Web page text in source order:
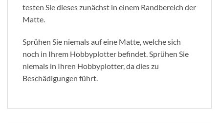
testen Sie dieses zunächst in einem Randbereich der
Matte.
Sprühen Sie niemals auf eine Matte, welche sich
noch in Ihrem Hobbyplotter befindet. Sprühen Sie
niemals in Ihren Hobbyplotter, da dies zu
Beschädigungen führt.